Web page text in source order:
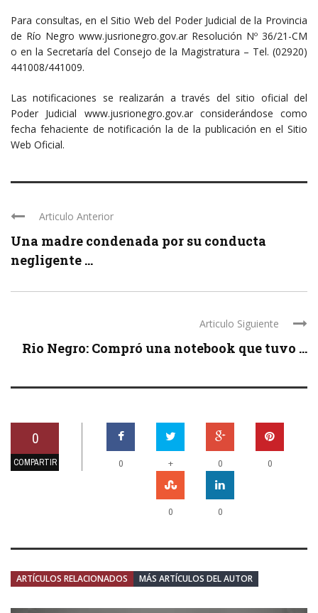
Para consultas, en el Sitio Web del Poder Judicial de la Provincia
de Río Negro www.jusrionegro.gov.ar Resolución Nº 36/21-CM
o en la Secretaría del Consejo de la Magistratura – Tel. (02920)
441008/441009.
Las notificaciones se realizarán a través del sitio oficial del
Poder Judicial www.jusrionegro.gov.ar considerándose como
fecha fehaciente de notificación la de la publicación en el Sitio
Web Oficial.
Articulo Anterior
Una madre condenada por su conducta
negligente ...
Articulo Siguiente
Rio Negro: Compró una notebook que tuvo ...
0
COMPARTIR 0 + 0 0
0 0
ARTÍCULOS RELACIONADOS MÁS ARTÍCULOS DEL AUTOR